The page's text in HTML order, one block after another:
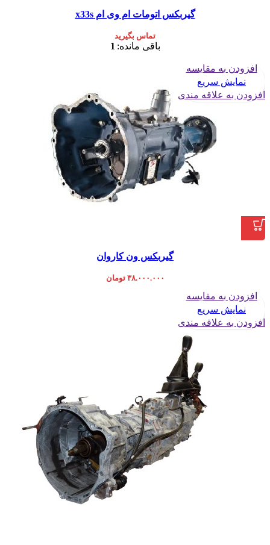
گیربکس اتومات ام وی ام x33s
تماس بگیرید
باقی مانده: 1
افزودن به مقایسه
نمایش سریع
افزودن به علاقه مندی
گیربکس ون کاروان
۳۸.۰۰۰.۰۰۰ تومان
افزودن به مقایسه
نمایش سریع
افزودن به علاقه مندی